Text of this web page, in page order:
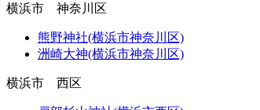
横浜市 神奈川区
熊野神社(横浜市神奈川区)
洲崎大神(横浜市神奈川区)
横浜市 西区